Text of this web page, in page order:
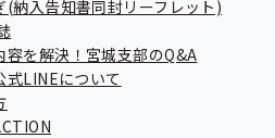
(納入告知書同封リーフレット)
容を解決！宮城支部のQ&A
式LINEについて
年度までの宮城支部の生
タのうち、以下の項目